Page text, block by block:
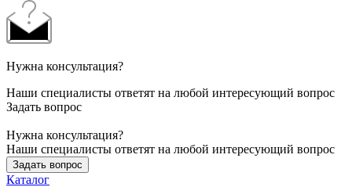
Нужна консультация?
Наши специалисты ответят на любой интересующий вопрос
Задать вопрос
Нужна консультация?
Наши специалисты ответят на любой интересующий вопрос
Задать вопрос
Каталог